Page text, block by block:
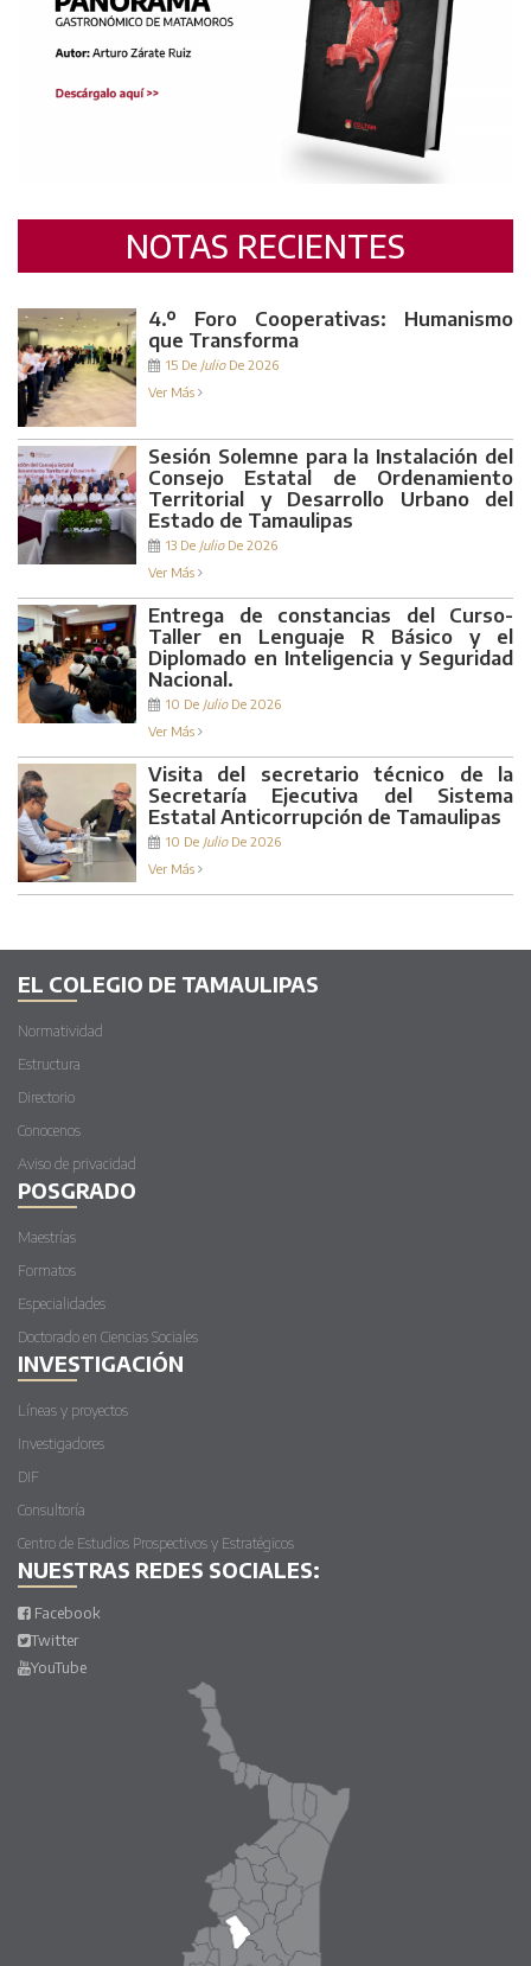
NOTAS RECIENTES
4.º Foro Cooperativas: Humanismo
que Transforma
15 De JulioDe 2026
Ver Más
Sesión Solemne para la Instalación del
Consejo Estatal de Ordenamiento
Territorial y Desarrollo Urbano del
Estado de Tamaulipas
13 De JulioDe 2026
Ver Más
Entrega de constancias del Curso-
Taller en Lenguaje R Básico y el
Diplomado en Inteligencia y Seguridad
Nacional.
10 De JulioDe 2026
Ver Más
Visita del secretario técnico de la
Secretaría Ejecutiva del Sistema
Estatal Anticorrupción de Tamaulipas
10 De JulioDe 2026
Ver Más
EL COLEGIO DE TAMAULIPAS
Normatividad
Estructura
Directorio
Conocenos
Aviso de privacidad
POSGRADO
Maestrías
Formatos
Especialidades
Doctorado en Ciencias Sociales
INVESTIGACIÓN
Líneas y proyectos
Investigadores
DIF
Consultoría
Centro de Estudios Prospectivos y Estratégicos
NUESTRAS REDES SOCIALES:
Facebook
Twitter
YouTube